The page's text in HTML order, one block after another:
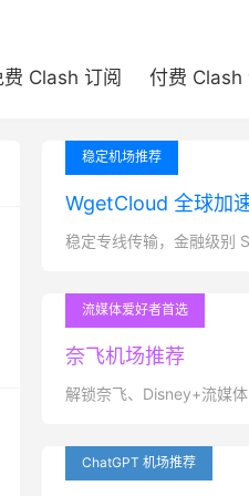
费 Clash 订阅 付费 Clash
稳定机场推荐
WgetCloud 全球加
稳定专线传输，金融级别
流媒体爱好者首选
奈飞机场推荐
解锁奈飞、Disney+流媒体
ChatGPT 机场推荐